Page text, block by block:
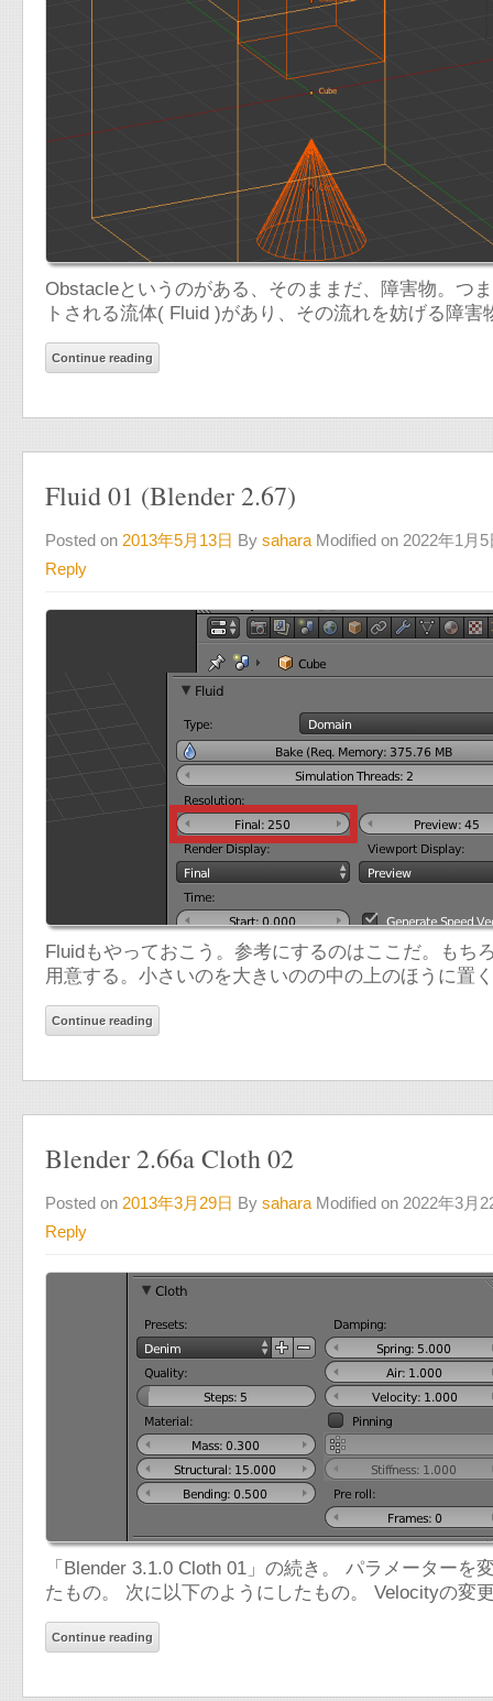
Obstacleというのがある、そのままだ、障害物。つ
トされる流体( Fluid )があり、その流れを妨げる障
Continue reading
Fluid 01 (Blender 2.67)
Posted on 2013年5月13日 By sahara Modified on 2022年1月5
Reply
Fluidもやっておこう。参考にするのはここだ。もち
用意する。小さいのを大きいのの中の上のほうに
Continue reading
Blender 2.66a Cloth 02
Posted on 2013年3月29日 By sahara Modified on 2022年3月
Reply
「Blender 3.1.0 Cloth 01」の続き。 パラメーター
たもの。 次に以下のようにしたもの。 Velocityの変
Continue reading